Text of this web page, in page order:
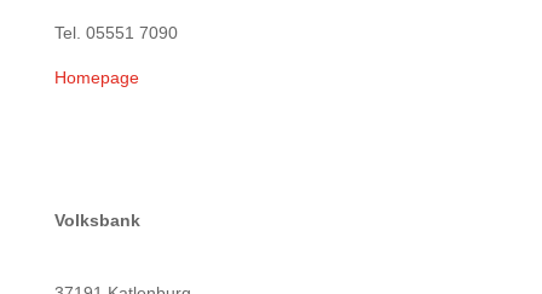
Tel. 05551 7090
Homepage
Volksbank